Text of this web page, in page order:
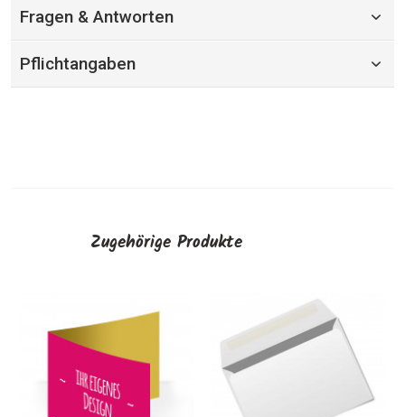
Fragen & Antworten
Pflichtangaben
Zugehörige Produkte
Briefumschläge DIN C6 -
Weiß - nassklebend